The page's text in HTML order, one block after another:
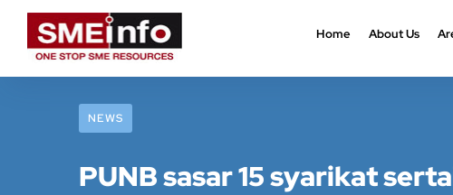
Home About Us
NEWS
PUNB sasar 15 syarikat